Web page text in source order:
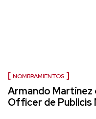
NOMBRAMIENTOS
Armando Martínez
Officer de Publicis